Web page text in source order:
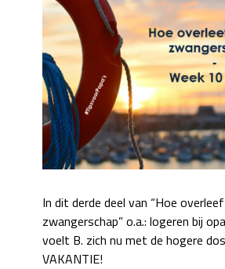
In dit derde deel van “Hoe
zwangerschap” o.a.: logeren bij
voelt B. zich nu met de hogere
VAKANTIE!